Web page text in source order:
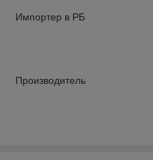
Импортер в РБ
Производитель